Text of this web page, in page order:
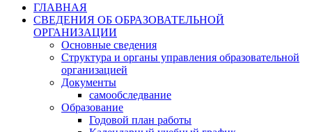
ГЛАВНАЯ
СВЕДЕНИЯ ОБ ОБРАЗОВАТЕЛЬНОЙ
ОРГАНИЗАЦИИ
Основные сведения
Структура и органы управления образовательной
организацией
Документы
самообследвание
Образование
Годовой план работы